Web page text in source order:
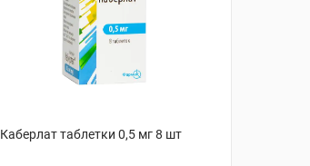
Каберлат таблетки 0,5 мг 8 шт